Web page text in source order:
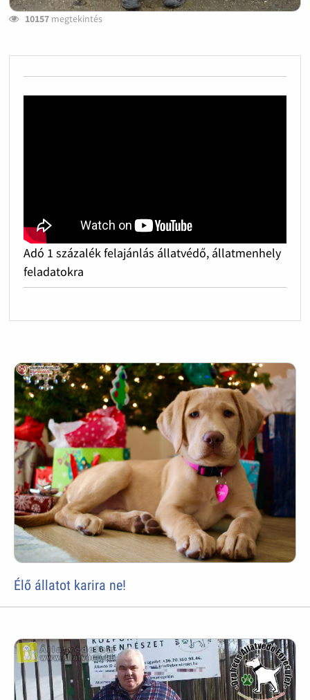
10157megtekintés
Adó 1 százalék felajánlás állatvédő, állatmenhely
feladatokra
Élő állatot karira ne!